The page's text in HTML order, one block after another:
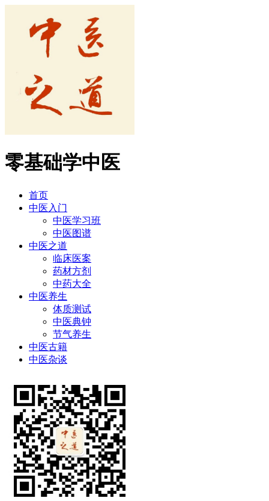
零基础学中医
首页
中医入门
中医学习班
中医图谱
中医之道
临床医案
药材方剂
中药大全
中医养生
体质测试
中医典钟
节气养生
中医古籍
中医杂谈